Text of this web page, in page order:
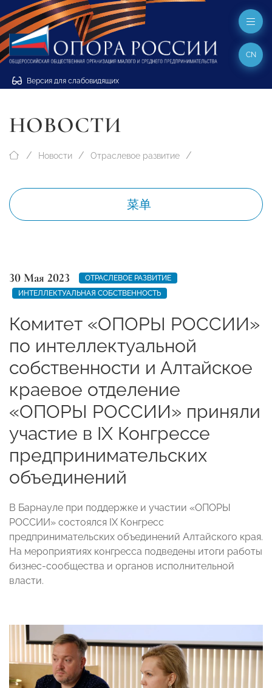
Версия для слабовидящих
CN
НОВОСТИ
Новости Отраслевое развитие
菜单
30 Мая 2023
ОТРАСЛЕВОЕ РАЗВИТИЕ
ИНТЕЛЛЕКТУАЛЬНАЯ СОБСТВЕННОСТЬ
Комитет «ОПОРЫ РОССИИ»
по интеллектуальной
собственности и Алтайское
краевое отделение
«ОПОРЫ РОССИИ» приняли
участие в IX Конгрессе
предпринимательских
объединений
В Барнауле при поддержке и участии «ОПОРЫ
РОССИИ» состоялся IX Конгресс
предпринимательских объединений Алтайского края.
На мероприятиях конгресса подведены итоги работы
бизнес-сообщества и органов исполнительной
власти.